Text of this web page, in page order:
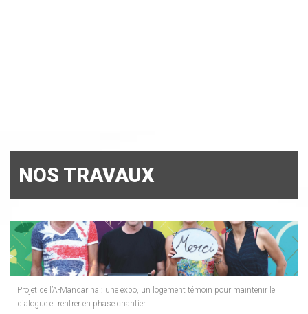
NOS TRAVAUX
Projet de l’A-Mandarina : une expo, un logement témoin pour maintenir le
dialogue et rentrer en phase chantier